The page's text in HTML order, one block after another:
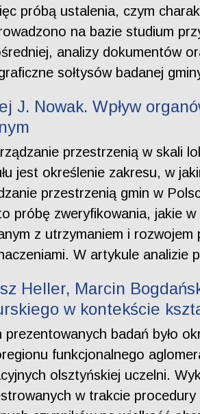
próbą ustalenia, czym
na bazie studium
analizy dokumentów
sołtysów badanej
J. Nowak. Wpływ
przestrzenią w skali
jest określenie zakresu, w
przestrzenią gmin w
próbę zweryfikowania, jakie
z utrzymaniem i
W artykule analizie
Heller, Marcin
w kontekście
prezentowanych badań było
funkcjonalnego
olsztyńskiej uczelni.
w trakcie